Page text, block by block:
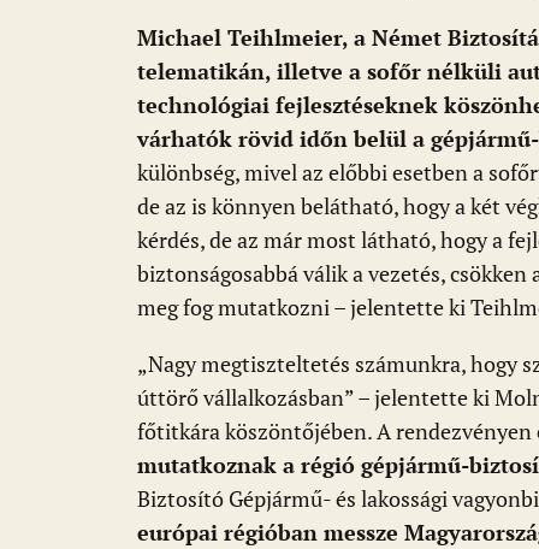
Michael Teihlmeier, a Német
telematikán, illetve a sofőr nélküli
technológiai fejlesztéseknek
várhatók rövid időn belül a
különbség, mivel az előbbi esetben a
de az is könnyen belátható, hogy a két
kérdés, de az már most látható, hogy a
biztonságosabbá válik a vezetés,
meg fog mutatkozni – jelentette ki
„Nagy megtiszteltetés számunkra, hogy
úttörő vállalkozásban” – jelentette ki
főtitkára köszöntőjében. A
mutatkoznak a régió gépjármű-
Biztosító Gépjármű- és lakossági
európai régióban messze